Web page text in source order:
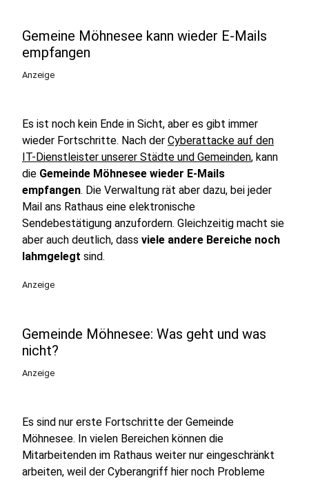
Gemeine Möhnesee kann wieder E-Mails
empfangen
Anzeige
Es ist noch kein Ende in Sicht, aber es gibt immer
wieder Fortschritte. Nach der Cyberattacke auf den
IT-Dienstleister unserer Städte und Gemeinden, kann
die Gemeinde Möhnesee wieder E-Mails
empfangen. Die Verwaltung rät aber dazu, bei jeder
Mail ans Rathaus eine elektronische
Sendebestätigung anzufordern. Gleichzeitig macht sie
aber auch deutlich, dass viele andere Bereiche noch
lahmgelegt sind.
Anzeige
Gemeinde Möhnesee: Was geht und was
nicht?
Anzeige
Es sind nur erste Fortschritte der Gemeinde
Möhnesee. In vielen Bereichen können die
Mitarbeitenden im Rathaus weiter nur eingeschränkt
arbeiten, weil der Cyberangriff hier noch Probleme